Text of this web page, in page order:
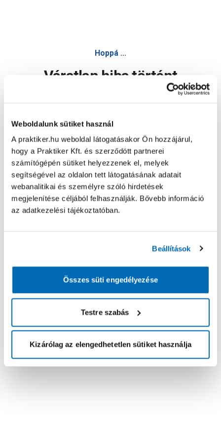
Weboldalunk sütiket használ
A praktiker.hu weboldal látogatásakor Ön hozzájárul,
hogy a Praktiker Kft. és szerződött partnerei
számítógépén sütiket helyezzenek el, melyek
segítségével az oldalon tett látogatásának adatait
webanalitikai és személyre szóló hirdetések
megjelenítése céljából felhasználják. Bővebb információ
az adatkezelési tájékoztatóban.
Beállítások
Összes süti engedélyezése
Testre szabás
Kizárólag az elengedhetetlen sütiket használja
Hoppá ...
Váratlan hiba történt
Oldal újratöltése